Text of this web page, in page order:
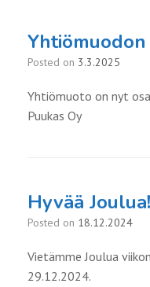
Posted on 3.3.2025
Yhtiömuoto on nyt
Puukas Oy
Hyvää Joulua!
Posted on 18.12.2024
Vietämme Joulua
29.12.2024.